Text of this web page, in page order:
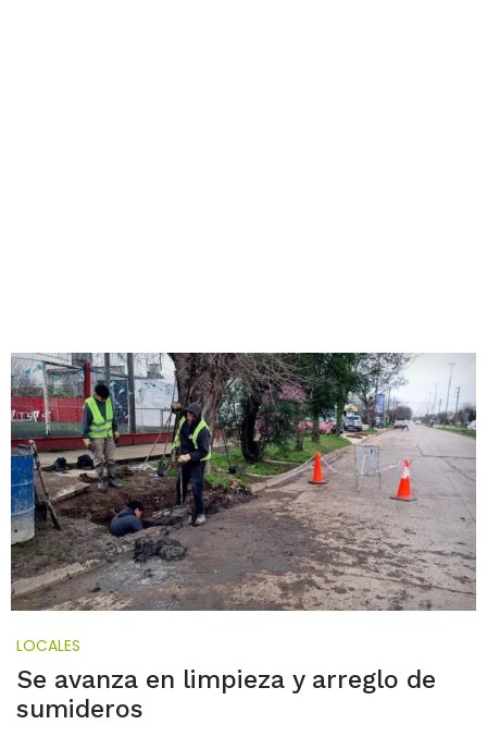
LOCALES
Se avanza en limpieza y arreglo de
sumideros